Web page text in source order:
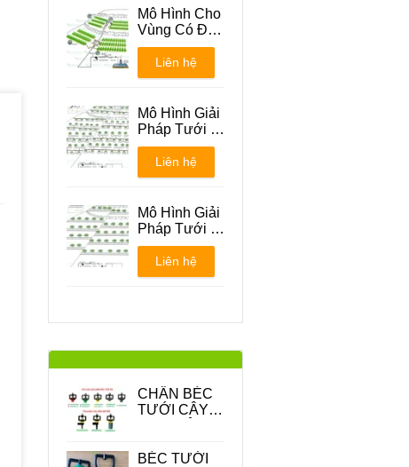
Mô Hình Cho
Vùng Có Địa
Hình Đồi Núi
Liên hệ
Mô Hình Giải
Pháp Tưới -
Phương án 1
Liên hệ
Mô Hình Giải
Pháp Tưới -
Phương án 2
Liên hệ
CHÂN BÉC
TƯỚI CÂY -
TRONG
BÉC TƯỚI